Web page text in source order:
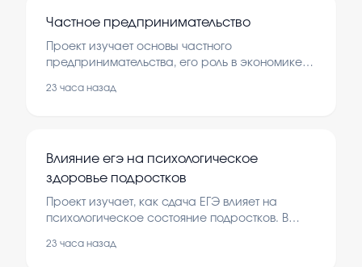
Частное предпринимательство
Проект изучает основы частного
предпринимательства, его роль в экономике и
работы проводится анализ теоретических
23 часа назад
Влияние егэ на психологическое
здоровье подростков
Проект изучает, как сдача ЕГЭ влияет на
психологическое состояние подростков. В
последствия и способы снижения стресса у
23 часа назад